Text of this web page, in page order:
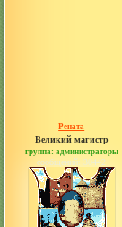
Рената
Великий магистр
группа: администраторы
сообщений: 30442